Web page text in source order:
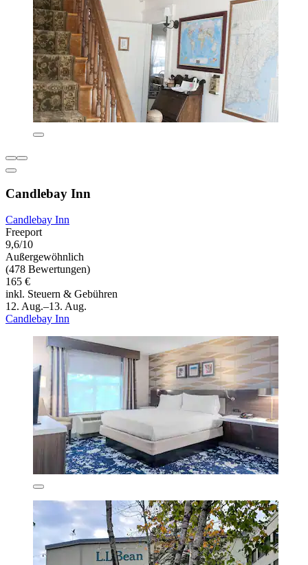
Candlebay Inn
Candlebay Inn
Freeport
9,6/10
Außergewöhnlich
(478 Bewertungen)
165 €
inkl. Steuern & Gebühren
12. Aug.–13. Aug.
Candlebay Inn